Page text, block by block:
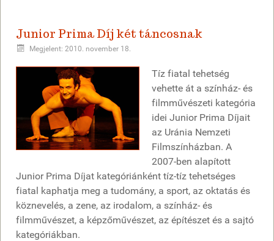
Junior Prima Díj két táncosnak
Megjelent: 2010. november 18.
Tíz fiatal tehetség
vehette át a színház- és
filmművészeti kategória
idei Junior Prima Díjait
az Uránia Nemzeti
Filmszínházban. A
2007-ben alapított
Junior Prima Díjat kategóriánként tíz-tíz tehetséges
fiatal kaphatja meg a tudomány, a sport, az oktatás és
köznevelés, a zene, az irodalom, a színház- és
filmművészet, a képzőművészet, az építészet és a sajtó
kategóriákban.